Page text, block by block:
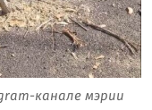
канале мэрии